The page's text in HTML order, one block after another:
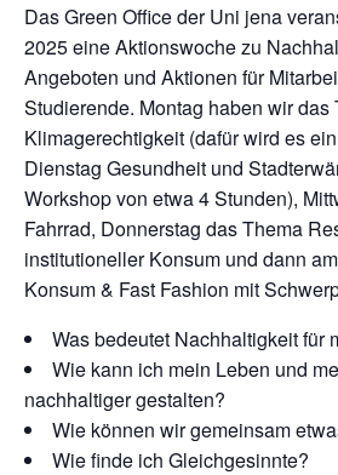
Das Green Office der Uni jena
2025 eine Aktionswoche zu
Angeboten und Aktionen für
Studierende. Montag haben wir das
Klimagerechtigkeit (dafür wird es
Dienstag Gesundheit und
Workshop von etwa 4 Stunden),
Fahrrad, Donnerstag das Thema
institutioneller Konsum und dann
Konsum & Fast Fashion mit
Was bedeutet Nachhaltigkeit für
Wie kann ich mein Leben und
nachhaltiger gestalten?
Wie können wir gemeinsam
Wie finde ich Gleichgesinnte?